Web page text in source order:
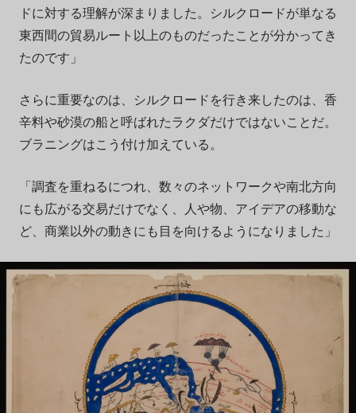
ドに対する理解が深まりました。シルクロードが単なる
東西間の貿易ルート以上のものだったことが分かってき
たのです」
さらに重要なのは、シルクロードを行き来したのは、香
辛料や砂漠の船と呼ばれたラクダだけではないことだ。
ブラニングはこう付け加えている。
「調査を重ねるにつれ、数々のネットワークや南北方向
にも広がる交易だけでなく、人や物、アイデアの移動な
ど、商業以外の動きにも目を向けるようになりました」